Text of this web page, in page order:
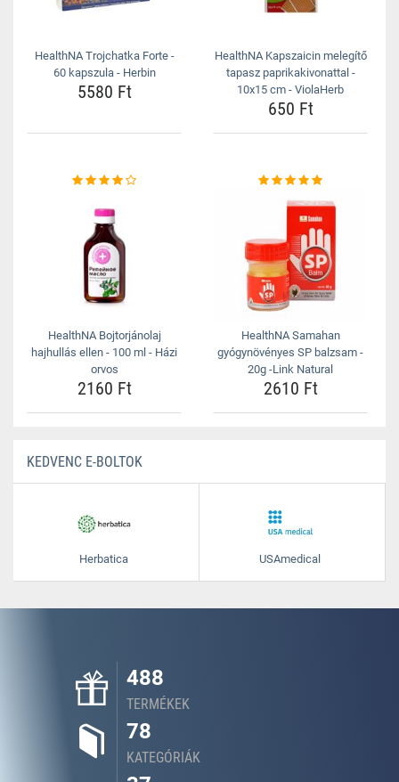
HealthNA Trojchatka Forte -
60 kapszula - Herbin
5580 Ft
HealthNA Kapszaicin melegítő
tapasz paprikakivonattal -
10x15 cm - ViolaHerb
650 Ft
HealthNA Bojtorjánolaj
hajhullás ellen - 100 ml - Házi
orvos
2160 Ft
HealthNA Samahan
gyógynövényes SP balzsam -
20g -Link Natural
2610 Ft
KEDVENC E-BOLTOK
Herbatica USAmedical
488
TERMÉKEK
78
KATEGÓRIÁK